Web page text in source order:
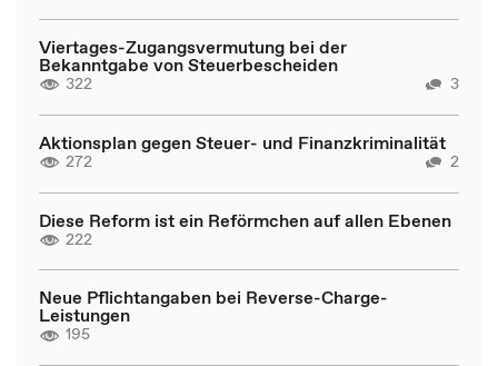
Viertages-Zugangsvermutung bei der
Bekanntgabe von Steuerbescheiden
322 3
Aktionsplan gegen Steuer- und Finanzkriminalität
272 2
Diese Reform ist ein Reförmchen auf allen Ebenen
222
Neue Pflichtangaben bei Reverse-Charge-
Leistungen
195